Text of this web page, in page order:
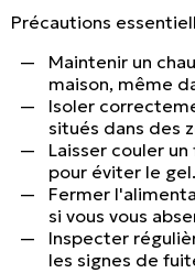
Précautions
Maintenir un
maison, même
Isoler
situés dans des
Laisser couler
pour éviter le gel.
Fermer
si vous vous
Inspecter
les signes de